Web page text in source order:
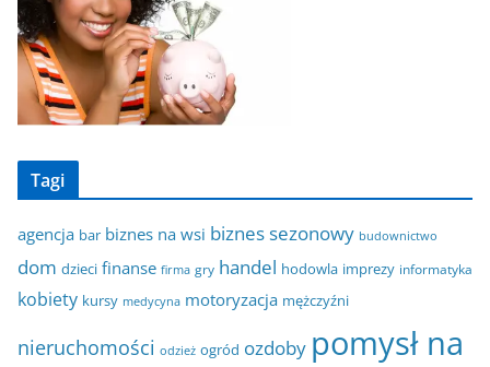
Tagi
agencja bar biznes na wsi biznes sezonowy budownictwo
dom dzieci finanse firma gry handel hodowla imprezy informatyka
kobiety kursy medycyna motoryzacja mężczyźni
nieruchomości odzież ogród ozdoby pomysł na